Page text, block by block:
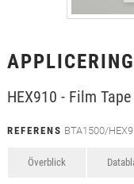
HEX910 - Film
REFERENS BTA1500/
Överblick